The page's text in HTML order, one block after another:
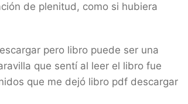
de plenitud, como si hubiera
pero libro puede ser una
que sentí al leer el libro fue
que me dejó libro pdf descargar